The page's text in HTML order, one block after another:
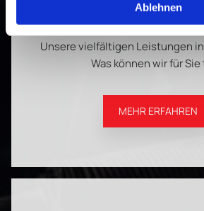
Ablehnen
Service
Unsere vielfältigen Leistungen
Was können wir für Sie
MEHR ERFAHREN